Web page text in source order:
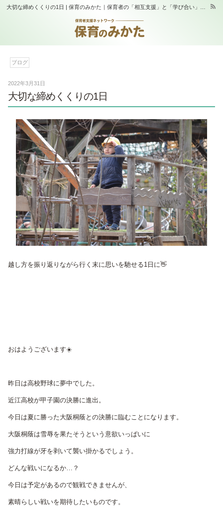
ブログ
2022年3月31日
大切な締めくくりの1日
越し方を振り返りながら行く末に思いを馳せる1日に👋
おはようございます☀️
昨日は高校野球に夢中でした。
近江高校が甲子園の決勝に進出。
今日は夏に勝った大阪桐蔭との決勝に臨むことになります。
大阪桐蔭は雪辱を果たそうという意欲いっぱいに
強力打線が牙を剥いて襲い掛かるでしょう。
どんな戦いになるか…？
今日は予定があるので観戦できませんが、
素晴らしい戦いを期待したいものです。